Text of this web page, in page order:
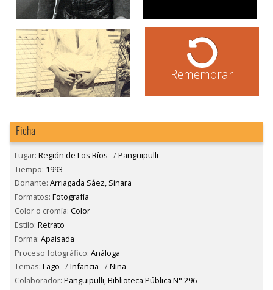
Rememorar
Ficha
Lugar: Región de Los Ríos /Panguipulli
Tiempo: 1993
Donante: Arriagada Sáez, Sinara
Formatos: Fotografía
Color o cromía: Color
Estilo: Retrato
Forma: Apaisada
Proceso fotográfico: Análoga
Temas: Lago /Infancia /Niña
Colaborador: Panguipulli, Biblioteca Pública N° 296